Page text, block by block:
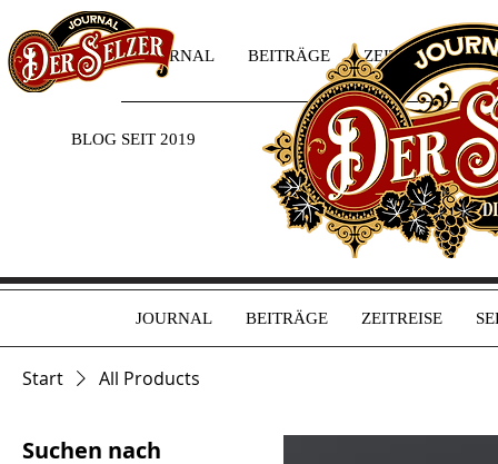
JOURNAL BEITRÄGE ZEITREISE
JOURNAL BEITRÄGE ZEITREISE
BLOG SEIT 2019
Start All Products
Suchen nach